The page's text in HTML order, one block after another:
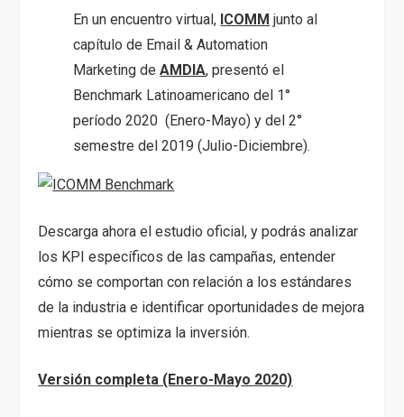
En un encuentro virtual, ICOMM junto al
capítulo de Email & Automation
Marketing deAMDIA, presentó el
Benchmark Latinoamericano del 1°
período 2020 (Enero-Mayo) y del 2°
semestre del 2019 (Julio-Diciembre).
Descarga ahora el estudio oficial, y podrás analizar
los KPI específicos de las campañas, entender
cómo se comportan con relación a los estándares
de la industria e identificar oportunidades de mejora
mientras se optimiza la inversión.
Versión completa (Enero-Mayo 2020)